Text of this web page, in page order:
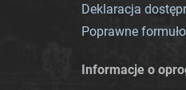
Deklaracja
Poprawne
Informacje o